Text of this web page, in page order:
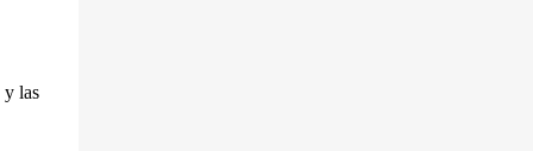
y las